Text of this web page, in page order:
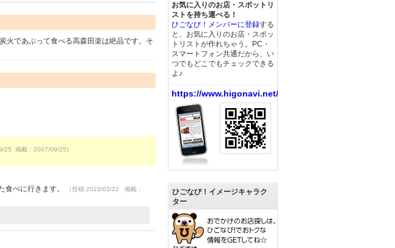
火であぶって食べる高森田楽は絶品です。そ
25 掲載：2007/09/25)
食べに行きます。
（投稿:2023/03/22 掲載：
お気に入りのお店・スポットリ
ストを持ち運べる！
ひごなび！メンバーに登録する
と、お気に入りのお店・スポッ
トリストが作れちゃう。PC・
スマートフォン共通だから、い
つでもどこでもチェックできる
よ♪
https://www.higonavi.net/
ひごなび！イメージキャラク
ター